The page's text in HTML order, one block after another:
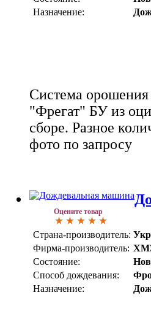
Назначение:
Система
"Фрегат" БУ из
сборе. Разное
фото по запросу
Оцените товар
Страна-производитель:
Фирма-производитель:
Состояние:
Способ дождевания:
Назначение: